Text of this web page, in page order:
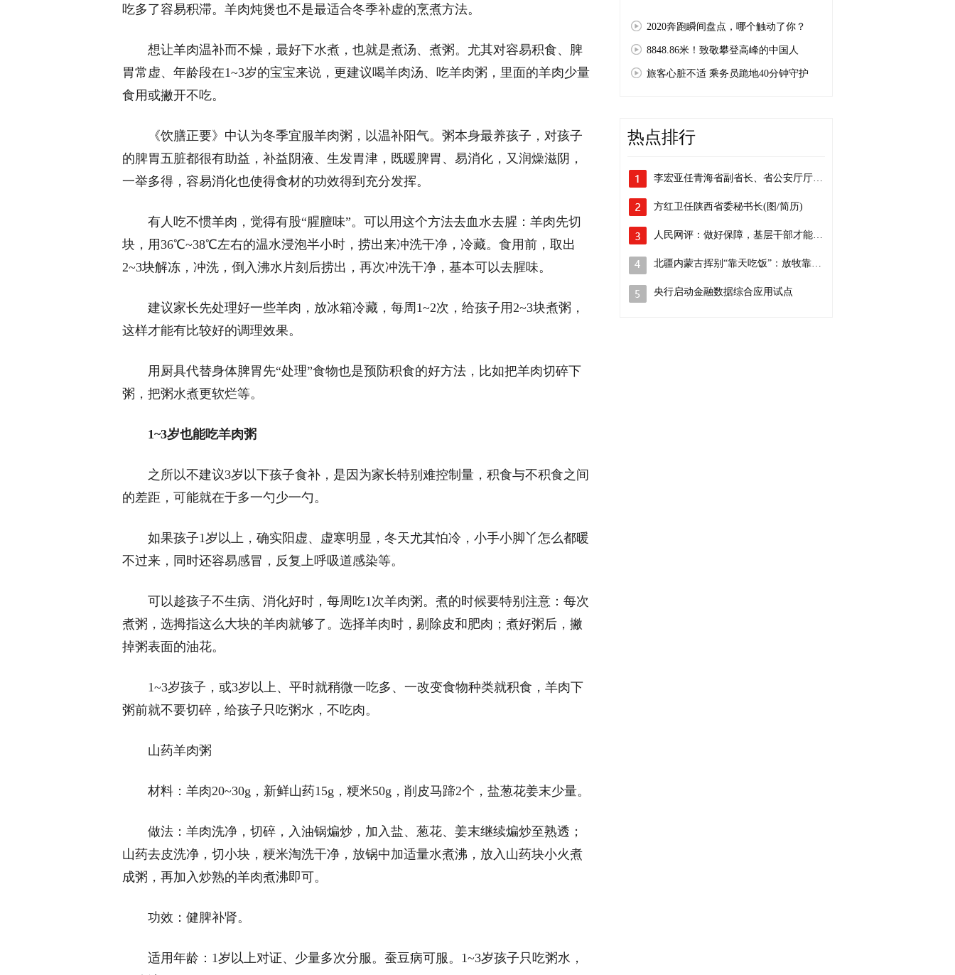
吃多了容易积滞。羊肉炖煲也不是最适合冬季补虚的烹煮方法。
想让羊肉温补而不燥，最好下水煮，也就是煮汤、煮粥。尤其对容易积食、脾
胃常虚、年龄段在1~3岁的宝宝来说，更建议喝羊肉汤、吃羊肉粥，里面的羊肉少量
食用或撇开不吃。
《饮膳正要》中认为冬季宜服羊肉粥，以温补阳气。粥本身最养孩子，对孩子
的脾胃五脏都很有助益，补益阴液、生发胃津，既暖脾胃、易消化，又润燥滋阴，
一举多得，容易消化也使得食材的功效得到充分发挥。
有人吃不惯羊肉，觉得有股“腥膻味”。可以用这个方法去血水去腥：羊肉先切
块，用36℃~38℃左右的温水浸泡半小时，捞出来冲洗干净，冷藏。食用前，取出
2~3块解冻，冲洗，倒入沸水片刻后捞出，再次冲洗干净，基本可以去腥味。
建议家长先处理好一些羊肉，放冰箱冷藏，每周1~2次，给孩子用2~3块煮粥，
这样才能有比较好的调理效果。
用厨具代替身体脾胃先“处理”食物也是预防积食的好方法，比如把羊肉切碎下
粥，把粥水煮更软烂等。
1~3岁也能吃羊肉粥
之所以不建议3岁以下孩子食补，是因为家长特别难控制量，积食与不积食之间
的差距，可能就在于多一勺少一勺。
如果孩子1岁以上，确实阳虚、虚寒明显，冬天尤其怕冷，小手小脚丫怎么都暖
不过来，同时还容易感冒，反复上呼吸道感染等。
可以趁孩子不生病、消化好时，每周吃1次羊肉粥。煮的时候要特别注意：每次
煮粥，选拇指这么大块的羊肉就够了。选择羊肉时，剔除皮和肥肉；煮好粥后，撇
掉粥表面的油花。
1~3岁孩子，或3岁以上、平时就稍微一吃多、一改变食物种类就积食，羊肉下
粥前就不要切碎，给孩子只吃粥水，不吃肉。
山药羊肉粥
材料：羊肉20~30g，新鲜山药15g，粳米50g，削皮马蹄2个，盐葱花姜末少量。
做法：羊肉洗净，切碎，入油锅煸炒，加入盐、葱花、姜末继续煸炒至熟透；
山药去皮洗净，切小块，粳米淘洗干净，放锅中加适量水煮沸，放入山药块小火煮
成粥，再加入炒熟的羊肉煮沸即可。
功效：健脾补肾。
适用年龄：1岁以上对证、少量多次分服。蚕豆病可服。1~3岁孩子只吃粥水，
2020奔跑瞬间盘点，哪个触动了你？
8848.86米！致敬攀登高峰的中国人
旅客心脏不适 乘务员跪地40分钟守护
热点排行
李宏亚任青海省副省长、省公安厅厅长(图…
方红卫任陕西省委秘书长(图/简历)
人民网评：做好保障，基层干部才能身累心…
北疆内蒙古挥别“靠天吃饭”：放牧靠北斗…
央行启动金融数据综合应用试点